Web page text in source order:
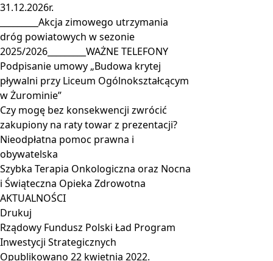
31.12.2026r.
_________Akcja zimowego utrzymania
dróg powiatowych w sezonie
2025/2026_________WAŻNE TELEFONY
Podpisanie umowy „Budowa krytej
pływalni przy Liceum Ogólnokształcącym
w Żurominie”
Czy mogę bez konsekwencji zwrócić
zakupiony na raty towar z prezentacji?
Nieodpłatna pomoc prawna i
obywatelska
Szybka Terapia Onkologiczna oraz Nocna
i Świąteczna Opieka Zdrowotna
AKTUALNOŚCI
Drukuj
Rządowy Fundusz Polski Ład Program
Inwestycji Strategicznych
Opublikowano 22 kwietnia 2022.